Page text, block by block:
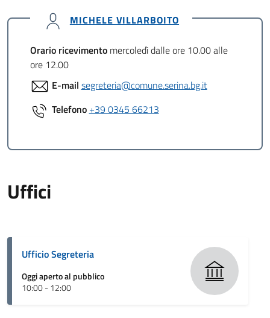
MICHELE VILLARBOITO
Orario ricevimento mercoledì dalle ore 10.00 alle
ore 12.00
E-mail segreteria@comune.serina.bg.it
Telefono +39 0345 66213
Uffici
Ufficio Segreteria
Oggi aperto al pubblico
10:00 - 12:00